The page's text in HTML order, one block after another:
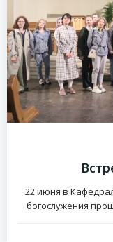
22 июня в
богослужения